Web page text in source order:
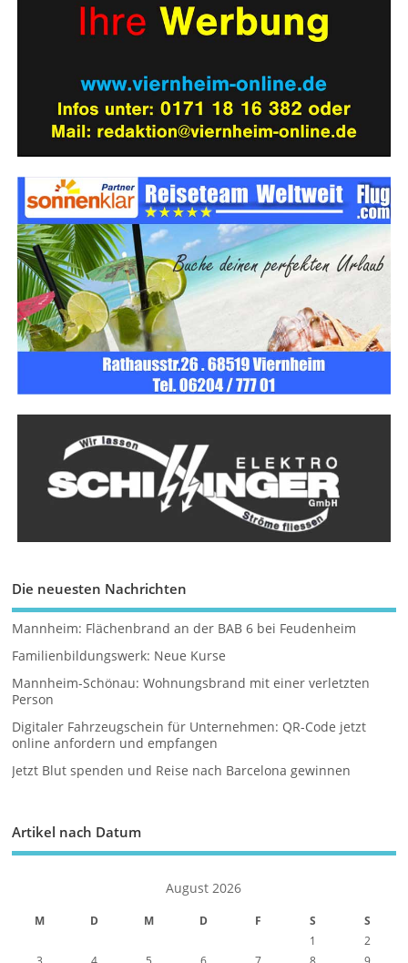
Die neuesten Nachrichten
Mannheim: Flächenbrand an der BAB 6 bei Feudenheim
Familienbildungswerk: Neue Kurse
Mannheim-Schönau: Wohnungsbrand mit einer verletzten
Person
Digitaler Fahrzeugschein für Unternehmen: QR-Code jetzt
online anfordern und empfangen
Jetzt Blut spenden und Reise nach Barcelona gewinnen
Artikel nach Datum
August 2026
M D M D F S
S
1
2